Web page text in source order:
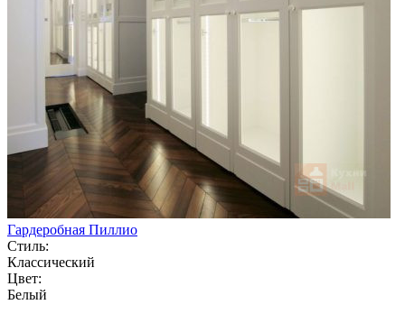
Гардеробная Пиллио
Стиль:
Классический
Цвет:
Белый